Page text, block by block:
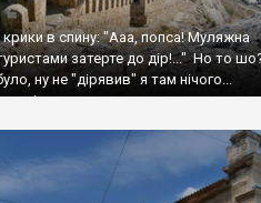
в спину: "Ааа, попса! Муляжна
затерте до дір!..." Но то
ну не "дірявив" я там нічого...
літа.